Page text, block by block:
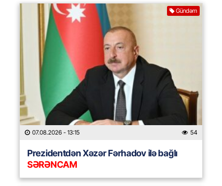
Gündəm
07.08.2026 - 13:15 54
Prezidentdən Xəzər Fərhadov ilə bağlı
SƏRƏNCAM